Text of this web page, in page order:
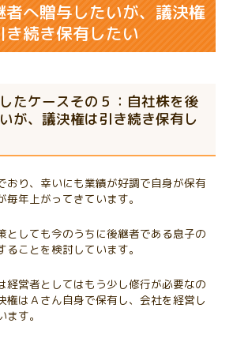
者へ贈与したいが、議決権
き続き保有したい
たケースその５：自社株を後
が、議決権は引き続き保有し
おり、幸いにも業績が好調で自身が保有
年上がってきています。
としても今のうちに後継者である息子の
ることを検討しています。
経営者としてはもう少し修行が必要なの
権はＡさん自身で保有し、会社を経営し
す。